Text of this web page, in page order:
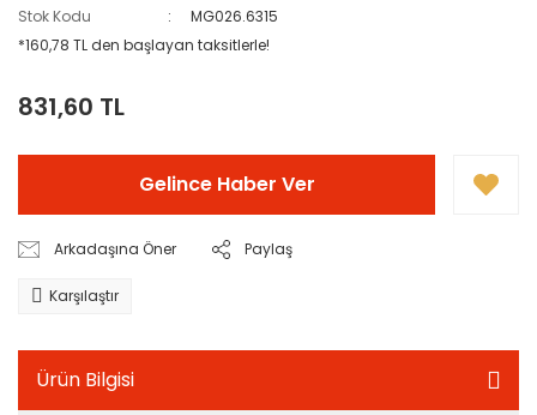
Stok Kodu
MG026.6315
*160,78 TL den başlayan taksitlerle!
831,60 TL
Gelince Haber Ver
Arkadaşına Öner Paylaş
Karşılaştır
Ürün Bilgisi